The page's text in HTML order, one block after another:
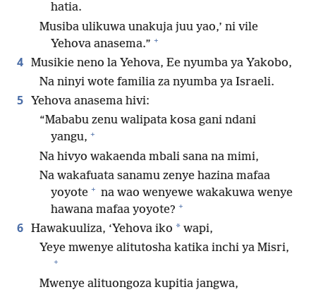
hatia.
Musiba ulikuwa unakuja juu yao,’ ni vile
Yehova anasema.” +
4 Musikie neno la Yehova, Ee nyumba ya Yakobo,
Na ninyi wote familia za nyumba ya Israeli.
5
Yehova anasema hivi:
“Mababu zenu walipata kosa gani ndani
yangu, +
Na hivyo wakaenda mbali sana na mimi,
Na wakafuata sanamu zenye hazina mafaa
yoyote + na wao wenyewe wakakuwa wenye
hawana mafaa yoyote? +
6 Hawakuuliza, ‘Yehova iko * wapi,
Yeye mwenye alitutosha katika inchi ya Misri,
+
Mwenye alituongoza kupitia jangwa,